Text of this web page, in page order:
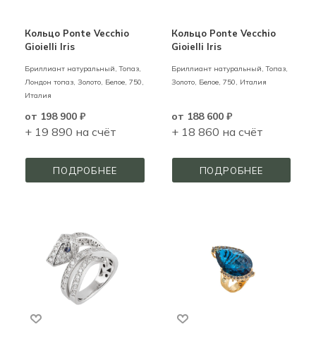
Кольцо Ponte Vecchio
Gioielli Iris
Бриллиант натуральный, Топаз,
Лондон топаз, Золото, Белое, 750,
Италия
от 198 900 ₽
+ 19 890 на счёт
ПОДРОБНЕЕ
Кольцо Ponte Vecchio
Gioielli Iris
Бриллиант натуральный, Топаз,
Золото, Белое, 750, Италия
от 188 600 ₽
+ 18 860 на счёт
ПОДРОБНЕЕ